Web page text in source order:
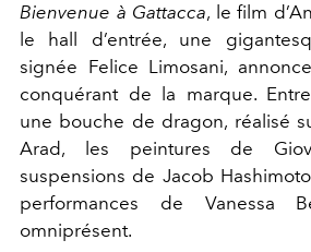
Bienvenue à Gattacca, le film
le hall d’entrée, une
signée Felice Limosani,
conquérant de la marque.
une bouche de dragon, réalisé
Arad, les peintures de
suspensions de Jacob
performances de Vanessa
omniprésent.